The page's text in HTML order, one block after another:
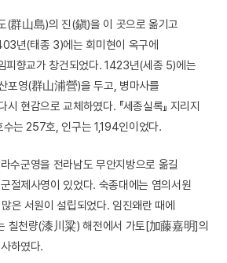
(群山島)의 진(鎭)을 이 곳으로 옮기고
년(태종 3)에는 회미현이 옥구에
피향교가 창건되었다. 1423년(세종 5)에는
포영(群山浦營)을 두고, 병마사를
현감으로 교체하였다. 『세종실록』 지리지
수는 257호, 인구는 1,194인이었다.
수군영을 전라남도 무안지방으로 옮길
절제사영이 있었다. 숙종대에는 염의서원
은 서원이 설립되었다. 임진왜란 때에
칠천량(漆川粱) 해전에서 가토[加藤嘉明]의
하였다.